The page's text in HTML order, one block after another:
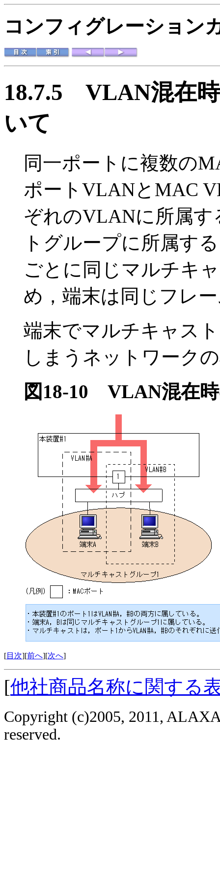
コンフィグレーション
18.7.5 VLAN混在
いて
同一ポートに複数の
ポートVLANとMAC
ぞれのVLANに所属
トグループに所属す
ごとに同じマルチキ
め，端末は同じフレ
端末でマルチキャス
しまうネットワーク
図18-10 VLAN混在
[目次][前へ][次へ]
[他社商品名称に関する
Copyright (c)2005, 2011,
reserved.